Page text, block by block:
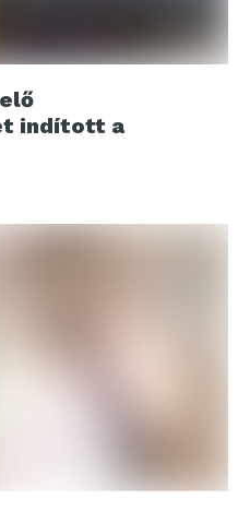
indított a